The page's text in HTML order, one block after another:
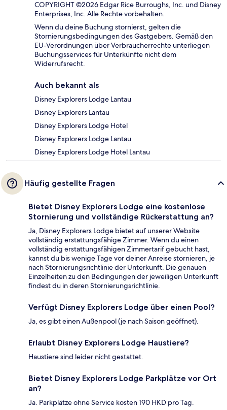
COPYRIGHT ©2026 Edgar Rice Burroughs, Inc. und Disney
Enterprises, Inc. Alle Rechte vorbehalten.
Wenn du deine Buchung stornierst, gelten die
Stornierungsbedingungen des Gastgebers. Gemäß den
EU-Verordnungen über Verbraucherrechte unterliegen
Buchungsservices für Unterkünfte nicht dem
Widerrufsrecht.
Auch bekannt als
Disney Explorers Lodge Lantau
Disney Explorers Lantau
Disney Explorers Lodge Hotel
Disney Explorers Lodge Lantau
Disney Explorers Lodge Hotel Lantau
Häufig gestellte Fragen
Bietet Disney Explorers Lodge eine kostenlose
Stornierung und vollständige Rückerstattung an?
Ja, Disney Explorers Lodge bietet auf unserer Website
vollständig erstattungsfähige Zimmer. Wenn du einen
vollständig erstattungsfähigen Zimmertarif gebucht hast,
kannst du bis wenige Tage vor deiner Anreise stornieren, je
nach Stornierungsrichtlinie der Unterkunft. Die genauen
Einzelheiten zu den Bedingungen der jeweiligen Unterkunft
findest du in deren Stornierungsrichtlinie.
Verfügt Disney Explorers Lodge über einen Pool?
Ja, es gibt einen Außenpool (je nach Saison geöffnet).
Erlaubt Disney Explorers Lodge Haustiere?
Haustiere sind leider nicht gestattet.
Bietet Disney Explorers Lodge Parkplätze vor Ort
an?
Ja. Parkplätze ohne Service kosten 190 HKD pro Tag.